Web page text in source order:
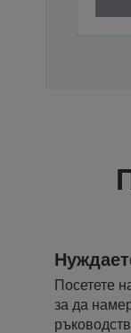
Посетете
за да